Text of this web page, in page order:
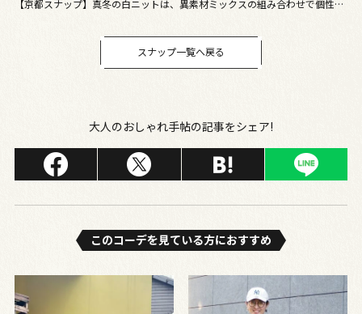
【京都スナップ】真冬の白ニットは、異素材ミックスの組み合わせで個性派
スナップ一覧へ戻る
大人のおしゃれ手帖の記事をシェア!
このコーデを⾒ている⽅におすすめ